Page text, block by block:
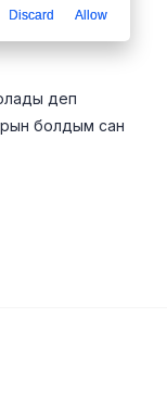
деп
болдым сан
Discard Allow